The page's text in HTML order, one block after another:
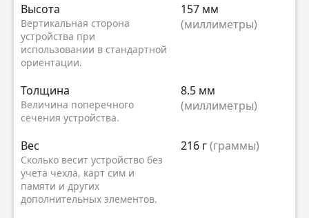
Высота
Вертикальная сторона
устройства при
использовании в стандартной
ориентации.
157 мм
(миллиметры)
Толщина
Величина поперечного
сечения устройства.
8.5 мм
(миллиметры)
Вес
Сколько весит устройство без
учета чехла, карт сим и
памяти и других
дополнительных элементов.
216 г(граммы)